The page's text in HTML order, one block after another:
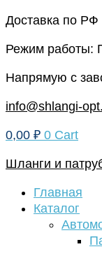
Перейти
содержимому
Доставка по
Режим работы:
Напрямую с
info@shlangi-
0,00 ₽ 0 Cart
Шланги и
Главная
Каталог